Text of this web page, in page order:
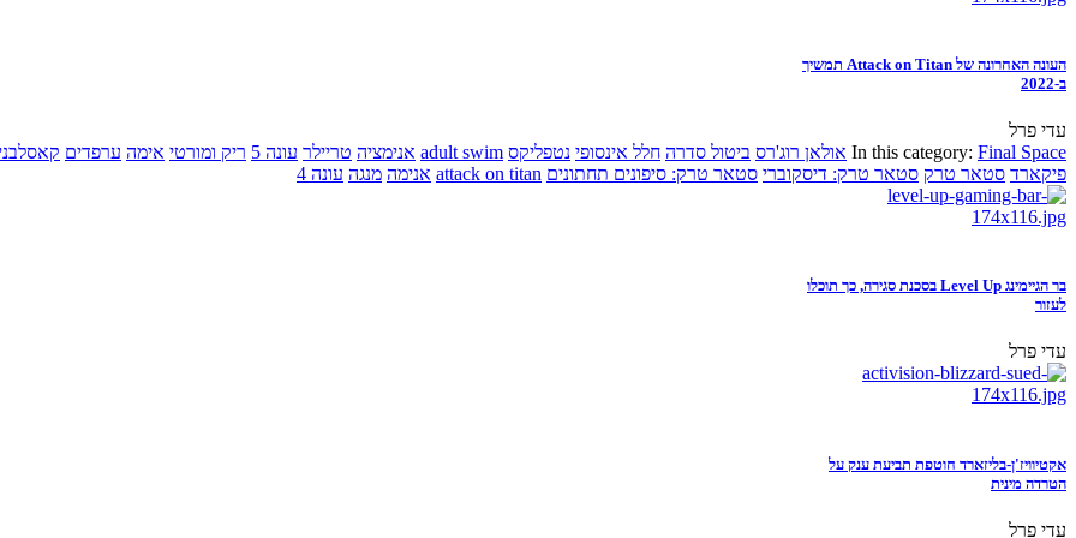
העונה האחרונה של Attack on Titan תמשיך
ב-2022
עדי פרל
In this category: Final Space אולאן רוג'רס ביטול סדרה חלל אינסופי נטפליקס adult swim אנימציה טריילר עונה 5 ריק ומורטי אימה ערפדים
פיקארד סטאר טרק סטאר טרק: דיסקוברי סטאר טרק: סיפונים תחתונים attack on titan אנימה מנגה עונה 4
בר הגיימינג Level Up בסכנת סגירה, כך תוכלו
לעזור
עדי פרל
אקטיוויז'ן-בליזארד חוטפת תביעת ענק על
הטרדה מינית
עדי פרל